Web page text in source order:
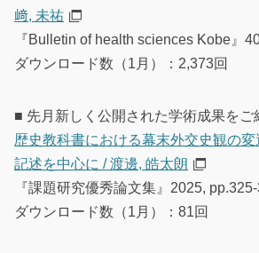
﨑, 未祐
『Bulletin of health sciences Kobe』
ダウンロード数（1月）：2,373回
■ 先月新しく公開された学術成果をご
歴史教科書における幕末外交史観の
記述を中心に / 渡邊, 皓太朗
『課題研究優秀論文集』2025,
ダウンロード数（1月）：81回